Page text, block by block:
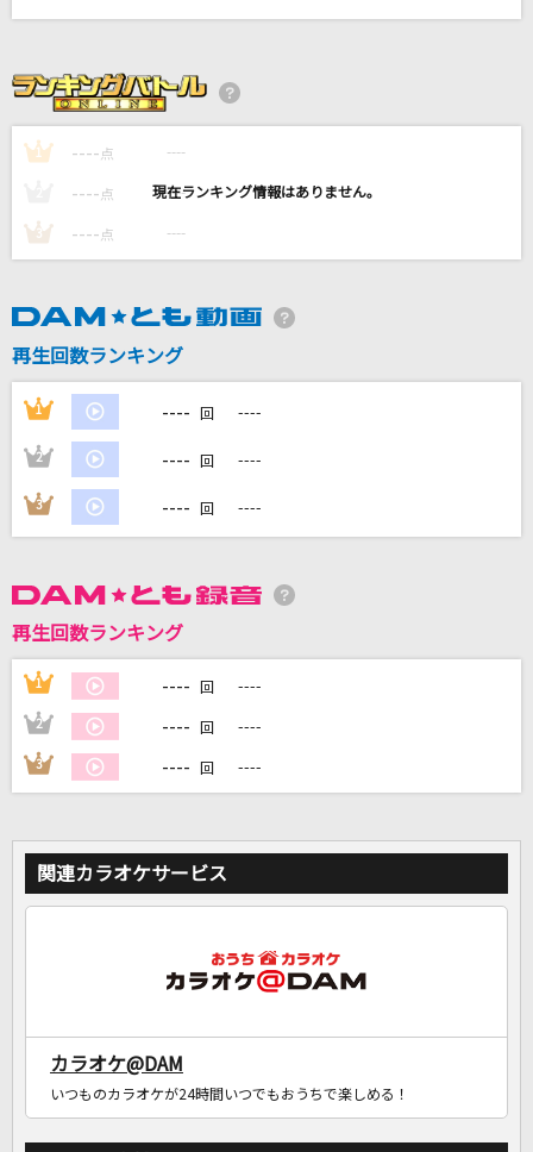
Mrs. GREEN APPLE
Overdose
なとり
小さな恋のうた
MONGOL800
シングルベッド
勿忘草
ピコ
DAMの新曲・ランキングなど
DAMに会員登録・ログインして
カラオケをもっと楽しもう！
1 ---- 点 ----
---- 点 ----
3 ---- 点 ----
再生回数ランキング
1 ---- 回 ----
2 ---- 回 ----
3 ---- 回 ----
再生回数ランキング
1 ---- 回 ----
2 ---- 回 ----
3 ---- 回 ----
関連カラオケサービス
カラオケ@DAM
いつものカラオケが24時間いつでもおうちで楽しめる！